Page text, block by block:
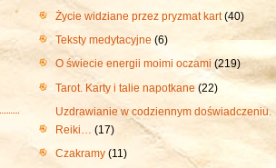
Życie widziane przez pryzmat kart(40)
Teksty medytacyjne (6)
O świecie energii moimi oczami (219)
Tarot. Karty i talie napotkane (22)
Uzdrawianie w codziennym doświadczeniu.
Reiki… (17)
Czakramy (11)